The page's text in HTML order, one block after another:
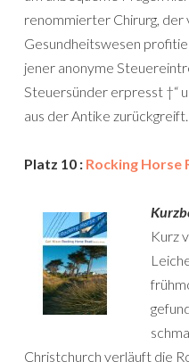
renommierter Chirurg,
Gesundheitswesen
jener anonyme
Steuersünder erpresst †“
aus der Antike zurückgreift.
Platz 10 : Rocking Horse
Kurz
Christchurch verläuft die